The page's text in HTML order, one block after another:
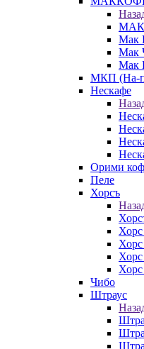
Мак
Мак
Мак
МКП (На-
Нескафе
Орими
Пеле
Хорсъ
Чибо
Штраус